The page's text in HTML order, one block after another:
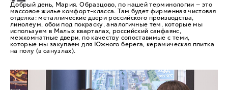
Добрый день, Мария. Образцово, по нашей терминологии — это
массовое жилье комфорт-класса. Там будет фирменная чистовая
отделка: металлические двери российского производства,
линолеум, обои под покраску, аналогичные тем, которые мы
используем в Малых кварталах, российский санфаянс,
межкомнатные двери, по качеству сопоставимые с теми,
которые мы закупаем для Южного берега, керамическая плитка
на полу (в санузлах).